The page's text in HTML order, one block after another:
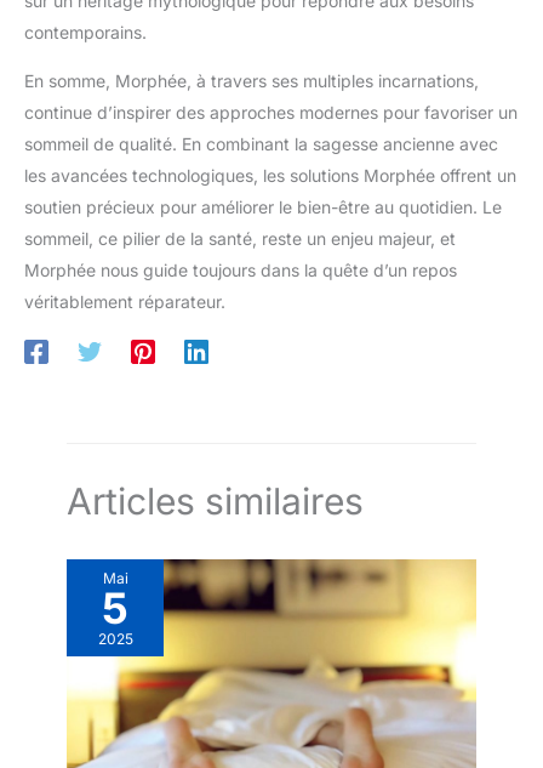
contemporains.
En somme, Morphée, à travers ses multiples incarnations,
continue d’inspirer des approches modernes pour favoriser un
sommeil de qualité. En combinant la sagesse ancienne avec
les avancées technologiques, les solutions Morphée offrent un
soutien précieux pour améliorer le bien-être au quotidien. Le
sommeil, ce pilier de la santé, reste un enjeu majeur, et
Morphée nous guide toujours dans la quête d’un repos
véritablement réparateur.
Articles similaires
Mai
5
2025